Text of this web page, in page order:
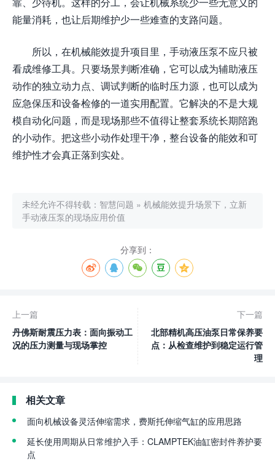
能量消耗，也让后期维护少一些难查的支路问题。
所以，在机械能效提升项目里，手动液压泵不应只被
看成维修工具。只要场景判断准确，它可以成为辅助液压
动作的独立动力点、调试判断的临时压力源，也可以成为
应急保压和设备检修的一道实用配置。它解决的不是大规
模自动化问题，而是现场那些不值得让整套系统长期陪跑
的小动作。把这些小动作处理干净，整台设备的能效和可
维护性才会真正落到实处。
未经允许不得转载： 智慧问题 » 机械能效提升场景下，立新
手动液压泵的现场应用价值
分享到：
上一篇
丹佛斯耐震压力表：面向振动工
况的压力测量与现场掌控
下一篇
北部精机高压油泵日常保养要
点：从检查维护到稳定运行管
理
相关文章
面向机械设备灵活伸缩需求，费斯托伸缩气缸的应用思路
延长使用周期从日常维护入手：CLAMPTEK油缸密封件养护要
点